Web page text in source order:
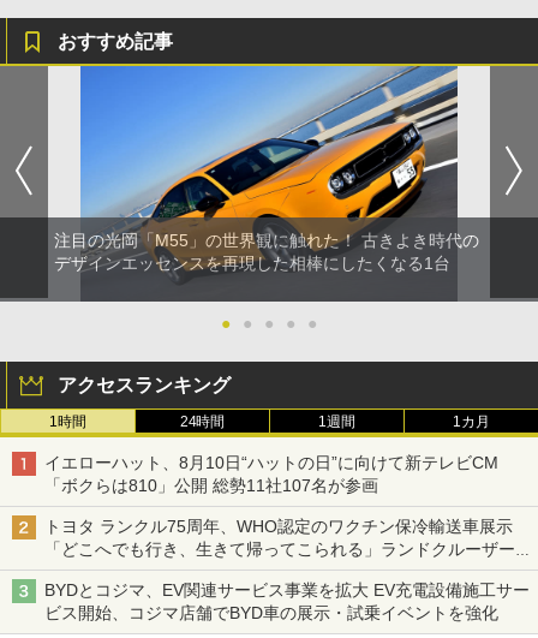
おすすめ記事
注目の光岡「M55」の世界観に触れた！ 古きよき時代の
デザインエッセンスを再現した相棒にしたくなる1台
● ● ● ● ●
アクセスランキング
1時間 24時間 1週間 1カ月
イエローハット、8月10日“ハットの日”に向けて新テレビCM
「ボクらは810」公開 総勢11社107名が参画
トヨタ ランクル75周年、WHO認定のワクチン保冷輸送車展示
「どこへでも行き、生きて帰ってこられる」ランドクルーザーで
命をつなぐ
BYDとコジマ、EV関連サービス事業を拡大 EV充電設備施工サー
ビス開始、コジマ店舗でBYD車の展示・試乗イベントを強化